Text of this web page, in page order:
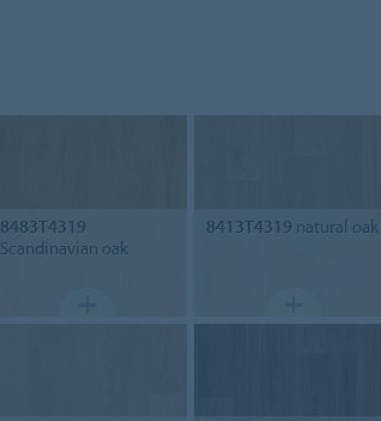
8483T4319
Scandinavian oak
8413T4319 natural oak